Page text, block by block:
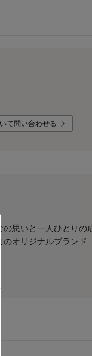
て問い合わせる
思いと一人ひとりの
のオリジナルブランド